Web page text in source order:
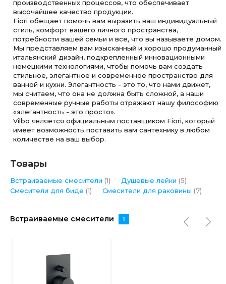
производственных процессов, что обеспечивает
высочайшее качество продукции.
Fiori обещает помочь вам выразить ваш индивидуальный
стиль, комфорт вашего личного пространства,
потребности вашей семьи и все, что вы называете домом.
Мы представляем вам изысканный и хорошо продуманный
итальянский дизайн, подкрепленный инновационными
немецкими технологиями, чтобы помочь вам создать
стильное, элегантное и современное пространство для
ванной и кухни. Элегантность - это то, что нами движет,
мы считаем, что она не должна быть сложной, а наши
современные ручные работы отражают нашу философию
«элегантность - это просто».
Vilbo является официальным поставщиком Fiori, который
имеет возможность поставить вам сантехнику в любом
количестве на ваш выбор.
Товары
Встраиваемые смесители (1) Душевые лейки (5)
Смесители для биде (1) Смесители для раковины (7)
Встраиваемые смесители 1